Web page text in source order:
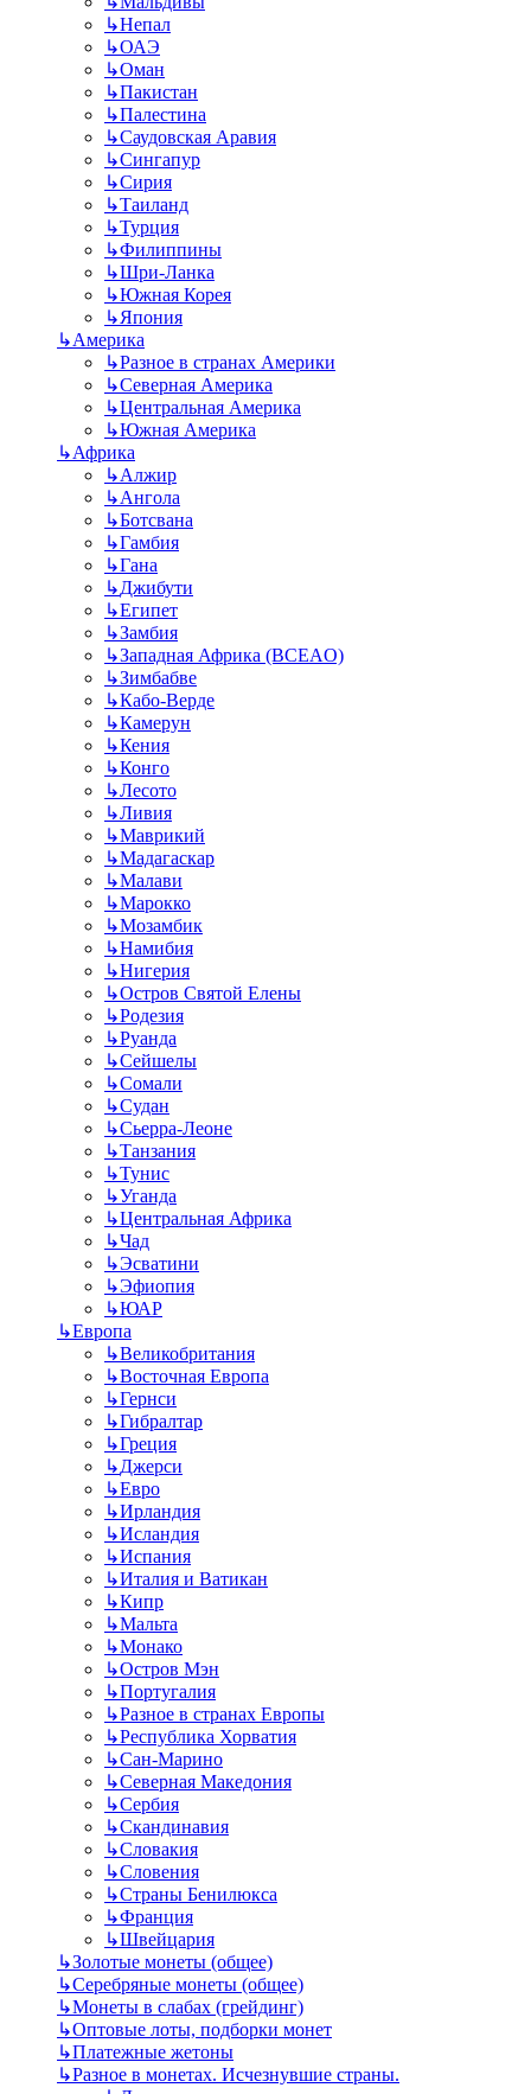
↳Непал
↳ОАЭ
↳Оман
↳Пакистан
↳Палестина
↳Саудовская Аравия
↳Сингапур
↳Сирия
↳Таиланд
↳Турция
↳Филиппины
↳Шри-Ланка
↳Южная Корея
↳Япония
↳Америка
↳Разное в странах Америки
↳Северная Америка
↳Центральная Америка
↳Южная Америка
↳Африка
↳Алжир
↳Ангола
↳Ботсвана
↳Гамбия
↳Гана
↳Джибути
↳Египет
↳Замбия
↳Западная Африка (BCEAO)
↳Зимбабве
↳Кабо-Верде
↳Камерун
↳Кения
↳Конго
↳Лесото
↳Ливия
↳Маврикий
↳Мадагаскар
↳Малави
↳Марокко
↳Мозамбик
↳Намибия
↳Нигерия
↳Остров Святой Елены
↳Родезия
↳Руанда
↳Сейшелы
↳Сомали
↳Судан
↳Сьерра-Леоне
↳Танзания
↳Тунис
↳Уганда
↳Центральная Африка
↳Чад
↳Эсватини
↳Эфиопия
↳ЮАР
↳Европа
↳Великобритания
↳Восточная Европа
↳Гернси
↳Гибралтар
↳Греция
↳Джерси
↳Евро
↳Ирландия
↳Исландия
↳Испания
↳Италия и Ватикан
↳Кипр
↳Мальта
↳Монако
↳Остров Мэн
↳Португалия
↳Разное в странах Европы
↳Республика Хорватия
↳Сан-Марино
↳Северная Македония
↳Сербия
↳Скандинавия
↳Словакия
↳Словения
↳Страны Бенилюкса
↳Франция
↳Швейцария
↳Золотые монеты (общее)
↳Серебряные монеты (общее)
↳Монеты в слабах (грейдинг)
↳Оптовые лоты, подборки монет
↳Платежные жетоны
↳Разное в монетах. Исчезнувшие страны.